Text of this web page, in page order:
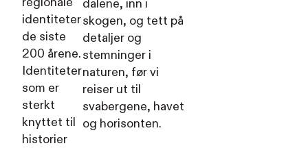
identiteter
de siste
200 årene.
Identiteter
som er
sterkt
knyttet til
historier
dalene, inn i
skogen, og tett på
detaljer og
stemninger i
naturen, før vi
reiser ut til
svabergene, havet
og horisonten.